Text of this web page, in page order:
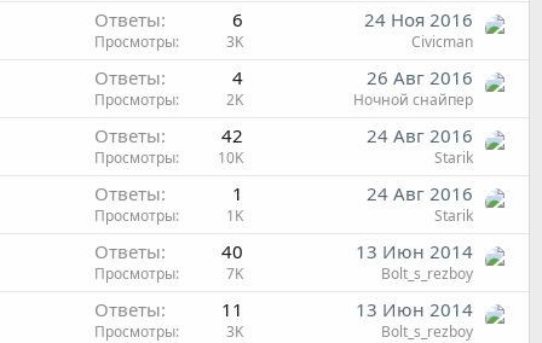
Ответы 6
Просмотры 3K
24 Ноя 2016
Civicman
Ответы 4
Просмотры 2K
26 Авг 2016
Ночной снайпер
Ответы 42
Просмотры 10K
24 Авг 2016
Starik
Ответы 1
Просмотры 1K
24 Авг 2016
Starik
Ответы 40
Просмотры 7K
13 Июн 2014
Bolt_s_rezboy
Ответы 11
Просмотры 3K
13 Июн 2014
Bolt_s_rezboy